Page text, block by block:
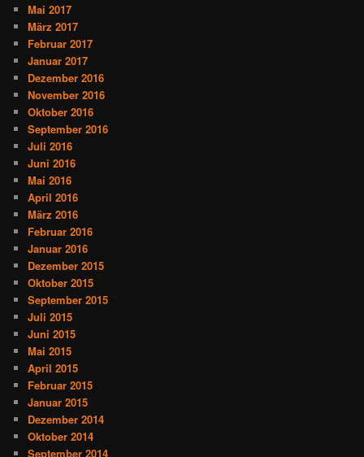
Mai 2017
März 2017
Februar 2017
Januar 2017
Dezember 2016
November 2016
Oktober 2016
September 2016
Juli 2016
Juni 2016
Mai 2016
April 2016
März 2016
Februar 2016
Januar 2016
Dezember 2015
Oktober 2015
September 2015
Juli 2015
Juni 2015
Mai 2015
April 2015
Februar 2015
Januar 2015
Dezember 2014
Oktober 2014
September 2014